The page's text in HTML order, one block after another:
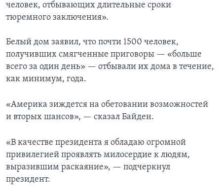
человек, отбывающих длительные сроки
тюремного заключения».
Белый дом заявил, что почти 1500 человек,
получивших смягченные приговоры — «больше
всего за один день» — отбывали их дома в течение,
как минимум, года.
«Америка зиждется на обетовании возможностей
и вторых шансов», — сказал Байден.
«В качестве президента я обладаю огромной
привилегией проявлять милосердие к людям,
выразившим раскаяние», — подчеркнул
президент.